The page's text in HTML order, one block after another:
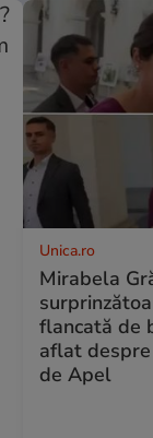
Unica.ro
Mirabela
flancată de
aflat
de Apel